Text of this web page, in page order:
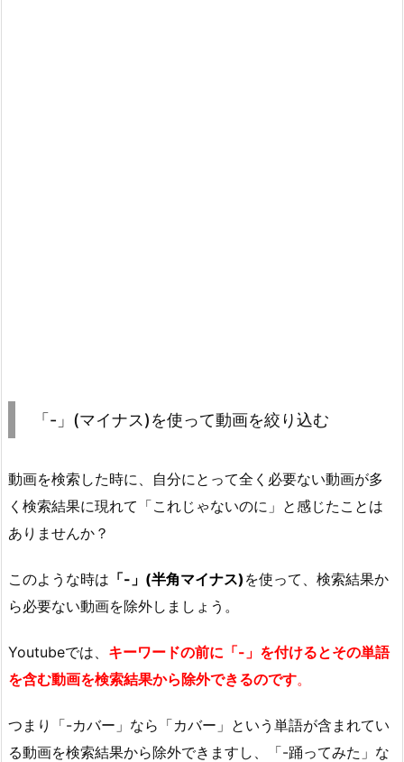
「-」(マイナス)を使って動画を絞り込む
動画を検索した時に、自分にとって全く必要ない動画が多
く検索結果に現れて「これじゃないのに」と感じたことは
ありませんか？
このような時は 「-」(半角マイナス) を使って、検索結果か
ら必要ない動画を除外しましょう。
Youtubeでは、 キーワードの前に「-」を付けるとその単語
を含む動画を検索結果から除外できるのです。
つまり「-カバー」なら「カバー」という単語が含まれてい
る動画を検索結果から除外できますし、「-踊ってみた」な